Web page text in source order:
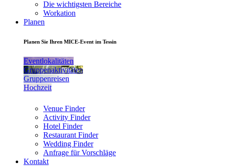
Die wichtigsten Bereiche
Workation
Planen
Planen Sie Ihren MICE-Event im Tessin
Eventlokalitäten
Gruppenaktivitäten
Gruppenreisen
Hochzeit
Venue Finder
Activity Finder
Hotel Finder
Restaurant Finder
Wedding Finder
Anfrage für Vorschläge
Kontakt